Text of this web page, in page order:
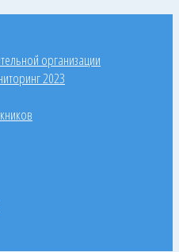
организации
2023